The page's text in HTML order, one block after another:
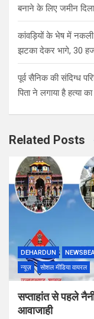
बनाने के लिए जमीन
कांवड़ियों के भेष में नकली
झटका देकर भागे, 30
पूर्व सैनिक की संदिग्ध
पिता ने लगाया है हत्या
Related Posts
DEHARDUN
न्यूज़
सोशल मीडिया वायरल
सप्ताहांत से पहले
आवाजाही